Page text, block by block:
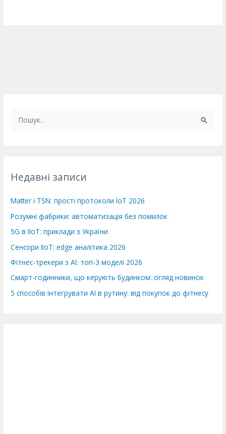
и
:
Недавні записи
Matter і TSN: прості протоколи IoT 2026
Розумні фабрики: автоматизація без помилок
5G в IIoT: приклади з України
Сенсори IIoT: edge аналітика 2026
Фітнес-трекери з AI: топ-3 моделі 2026
Смарт-годинники, що керують будинком: огляд новинок
5 способів інтегрувати AI в рутину: від покупок до фітнесу